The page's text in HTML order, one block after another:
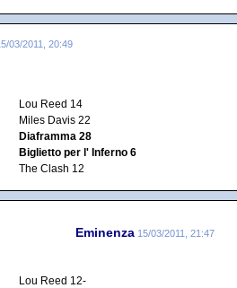
03/2011, 20:49
Lou Reed 14
Miles Davis 22
Diaframma 28
Biglietto per l' Inferno 6
The Clash 12
Eminenza 15/03/2011, 21:47
Lou Reed 12-